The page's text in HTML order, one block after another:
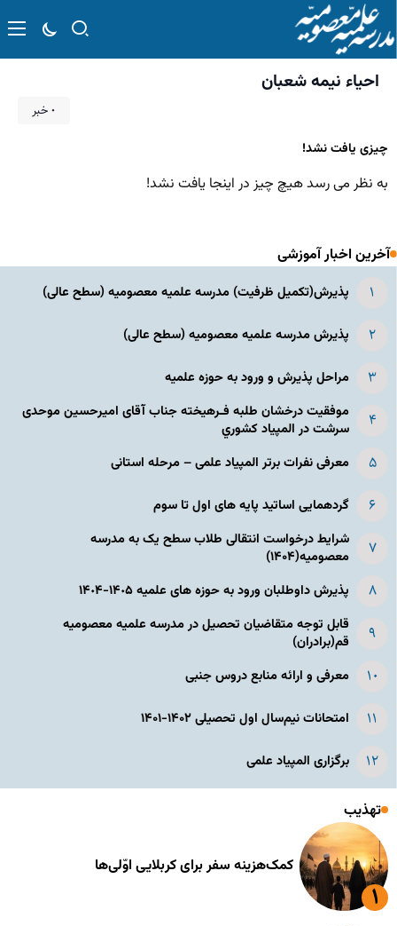
احیاء نیمه شعبان
۰ خبر
چیزی یافت نشد!
به نظر می رسد هیچ چیز در اینجا یافت نشد!
آخرین اخبار آموزشی
پذیرش(تکمیل ظرفیت) مدرسه علمیه معصومیه‌ (سطح عالی)
پذیرش مدرسه علمیه معصومیه‌ (سطح عالی)
مراحل پذیرش و ورود به حوزه علمیه
موفقیت درخشان طلبه فـرهیخته جناب آقای امیرحسین موحدی
سرشت در المپياد كشوري
معرفی نفرات برتر المپیاد علمی – مرحله استانی
گردهمایی اساتید پایه های اول تا سوم
شرایط درخواست انتقالی طلاب سطح یک به مدرسه
معصومیه(۱۴۰۴)
پذیرش داوطلبان ورود به حوزه های علمیه ١۴٠۵-١۴٠۴
قابل توجه متقاضیان تحصیل در مدرسه علمیه معصومیه
قم(برادران)
معرفی و ارائه منابع دروس جنبی
امتحانات نیم‌سال اول تحصیلی ۱۴۰۲-۱۴۰۱
برگزاری المپیاد علمی
تهذیب
کمک‌هزینه سفر برای کربلایی اوّلی‌ها